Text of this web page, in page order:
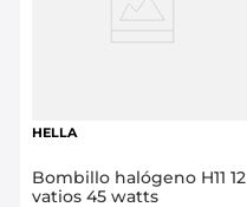
HELLA
Bombillo halógeno H11 12
vatios 45 watts